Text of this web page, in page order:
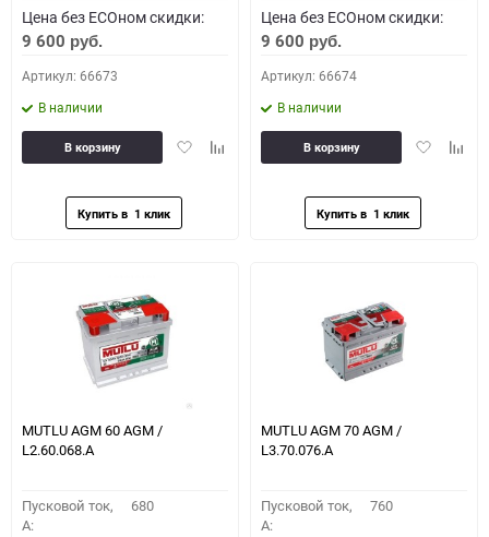
Цена без ECOном скидки:
9 600 руб.
Артикул: 66673
В наличии
ДобавитьДобавить
В корзину
Цена без ECOном скидки:
9 600 руб.
Артикул: 66674
В наличии
Добавить
В корзину
MUTLU AGM 60 AGM /
L2.60.068.A
Пусковой ток,
A:
680
MUTLU AGM 70 AGM /
L3.70.076.A
Пусковой ток,
A:
760